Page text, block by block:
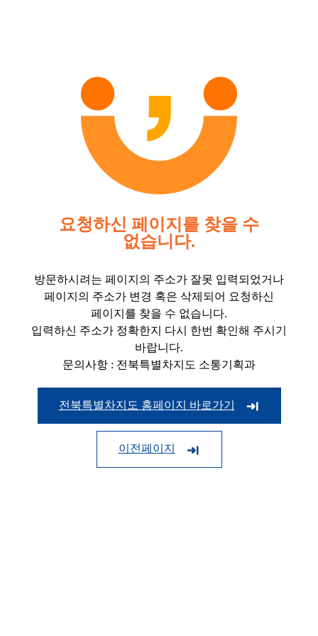
요청하신 페이지를 찾을 수
없습니다.
방문하시려는 페이지의 주소가 잘못 입력되었거나
페이지의 주소가 변경 혹은 삭제되어 요청하신
페이지를 찾을 수 없습니다.
입력하신 주소가 정확한지 다시 한번 확인해 주시기
바랍니다.
문의사항 : 전북특별차지도 소통기획과
전북특별차지도 홈페이지 바로가기
이전페이지